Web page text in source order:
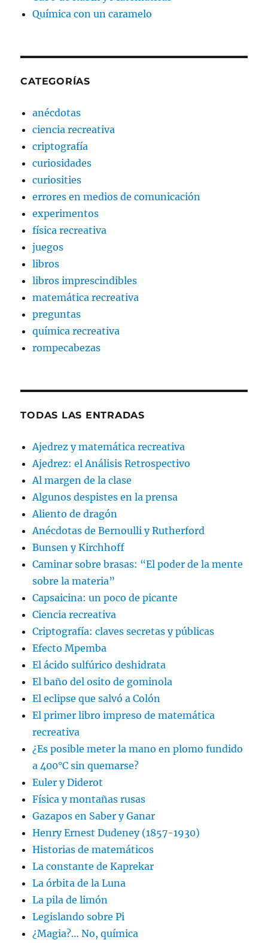
Química con un caramelo
CATEGORÍAS
anécdotas
ciencia recreativa
criptografía
curiosidades
curiosities
errores en medios de comunicación
experimentos
física recreativa
juegos
libros
libros imprescindibles
matemática recreativa
preguntas
química recreativa
rompecabezas
TODAS LAS ENTRADAS
Ajedrez y matemática recreativa
Ajedrez: el Análisis Retrospectivo
Al margen de la clase
Algunos despistes en la prensa
Aliento de dragón
Anécdotas de Bernoulli y Rutherford
Bunsen y Kirchhoff
Caminar sobre brasas: “El poder de la mente
sobre la materia”
Capsaicina: un poco de picante
Ciencia recreativa
Criptografía: claves secretas y públicas
Efecto Mpemba
El ácido sulfúrico deshidrata
El baño del osito de gominola
El eclipse que salvó a Colón
El primer libro impreso de matemática
recreativa
¿Es posible meter la mano en plomo fundido
a 400°C sin quemarse?
Euler y Diderot
Física y montañas rusas
Gazapos en Saber y Ganar
Henry Ernest Dudeney (1857-1930)
Historias de matemáticos
La constante de Kaprekar
La órbita de la Luna
La pila de limón
Legislando sobre Pi
¿Magia?… No, química